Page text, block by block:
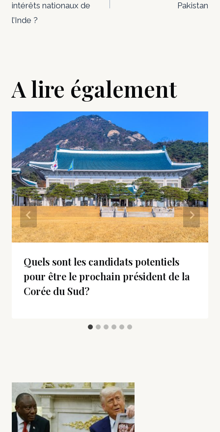
intérêts nationaux de
l’Inde ?
Pakistan
A lire également
Quels sont les candidats potentiels
pour être le prochain président de la
Corée du Sud?